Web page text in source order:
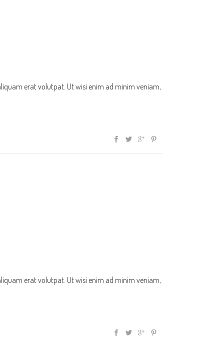
erat volutpat. Ut wisi enim ad minim veniam,
erat volutpat. Ut wisi enim ad minim veniam,